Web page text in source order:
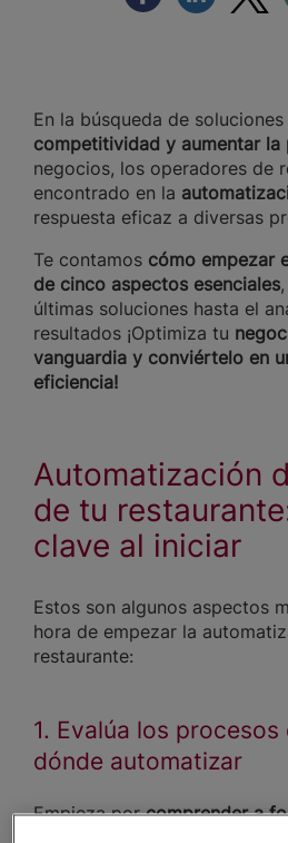
En la búsqueda de soluciones
competitividad y aumentar la
negocios, los operadores de
encontrado en la
respuesta eficaz a diversas
Te contamos cómo empezar
de cinco aspectos esenciales
últimas soluciones hasta el
resultados ¡Optimiza tu
vanguardia y conviértelo en
eficiencia!
Automatización
de tu
clave al iniciar
Estos son algunos aspectos
hora de empezar la
restaurante:
1. Evalúa los
dónde automatizar
Empieza porcomprender a